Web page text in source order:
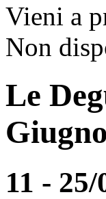
Vieni a
Non
Le
11 - 25/